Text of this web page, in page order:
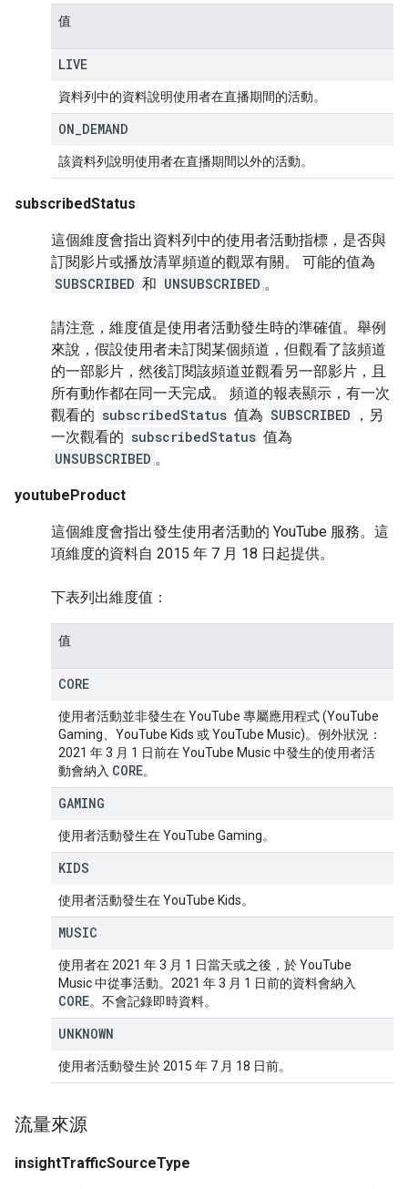
值
LIVE
資料列中的資料說明使用者在直播期間的活動。
ON DEMAND
該資料列說明使用者在直播期間以外的活動。
subscribedStatus
這個維度會指出資料列中的使用者活動指標，是否與
訂閱影片或播放清單頻道的觀眾有關。 可能的值為
SUBSCRIBED 和 UNSUBSCRIBED 。
請注意，維度值是使用者活動發生時的準確值。舉例
來說，假設使用者未訂閱某個頻道，但觀看了該頻道
的一部影片，然後訂閱該頻道並觀看另一部影片，且
所有動作都在同一天完成。 頻道的報表顯示，有一次
觀看的 subscribedStatus 值為 SUBSCRIBED
，另
一次觀看的 subscribedStatus 值為
UNSUBSCRIBED 。
youtubeProduct
這個維度會指出發生使用者活動的 YouTube 服務。這
項維度的資料自 2015 年 7 月 18 日起提供。
下表列出維度值：
值
CORE
使用者活動並非發生在 YouTube 專屬應用程式 (YouTube
Gaming、YouTube Kids 或 YouTube Music)。例外狀況：
2021 年 3 月 1 日前在 YouTube Music 中發生的使用者活
動會納入 CORE。
GAMING
使用者活動發生在 YouTube Gaming。
KIDS
使用者活動發生在 YouTube Kids。
MUSIC
使用者在 2021 年 3 月 1 日當天或之後，於 YouTube
Music 中從事活動。2021 年 3 月 1 日前的資料會納入
CORE。不會記錄即時資料。
UNKNOWN
使用者活動發生於 2015 年 7 月 18 日前。
流量來源
insightTrafficSourceType